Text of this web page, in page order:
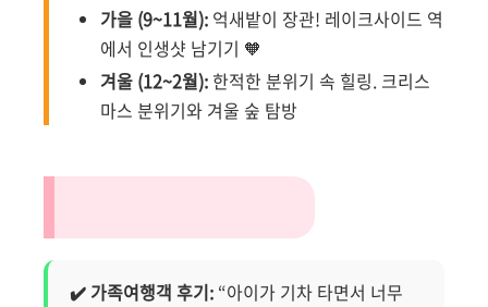
가을 (9~11월): 억새밭이 장관! 레이크사이드 역
에서 인생샷 남기기 🧡
겨울 (12~2월): 한적한 분위기 속 힐링. 크리스
마스 분위기와 겨울 숲 탐방
✔️ 가족여행객 후기: “아이가 기차 타면서 너무